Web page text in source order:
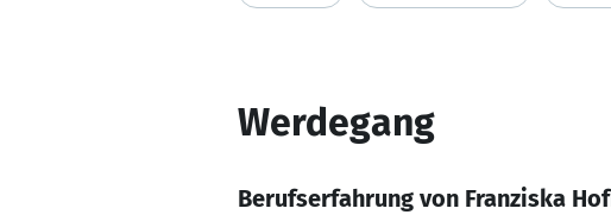
Werdegang
Berufserfahrung von Franziska